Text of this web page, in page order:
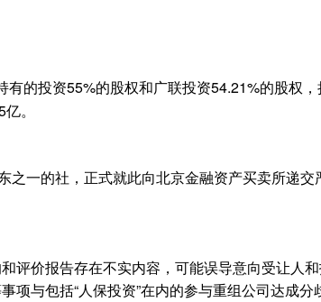
的投资55%的股权和广联投资54.21%的股权，
。
一的社，正式就此向北京金融资产买卖所递交
价报告存在不实内容，可能误导意向受让人和
项与包括“人保投资”在内的参与重组公司达成分